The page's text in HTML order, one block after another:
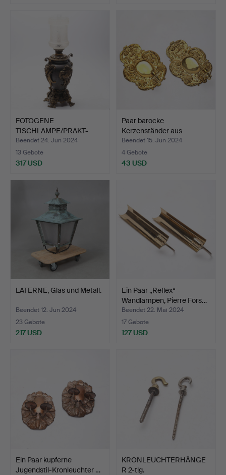
FOTOGENE
TISCHLAMPE/PRAKT-
PETROLEUMLAMPE, …
Beendet 24. Jun 2024
13 Gebote
317 USD
Paar barocke
Kerzenständer aus
Messing, 18…
Beendet 15. Jun 2024
4 Gebote
43 USD
LATERNE, Glas und Metall.
Beendet 12. Jun 2024
23 Gebote
217 USD
Ein Paar „Reflex“ -
Wandlampen, Pierre Fors…
Beendet 22. Mai 2024
17 Gebote
127 USD
Ein Paar kupferne
Jugendstil-Kronleuchter …
KRONLEUCHTERHÄNGE
R 2-tlg.